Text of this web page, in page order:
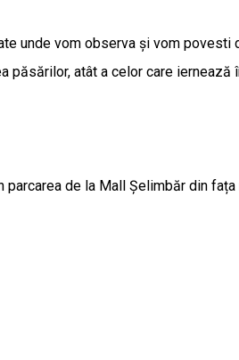
unde vom observa și vom
atât a celor care
de la Mall Șelimbăr din